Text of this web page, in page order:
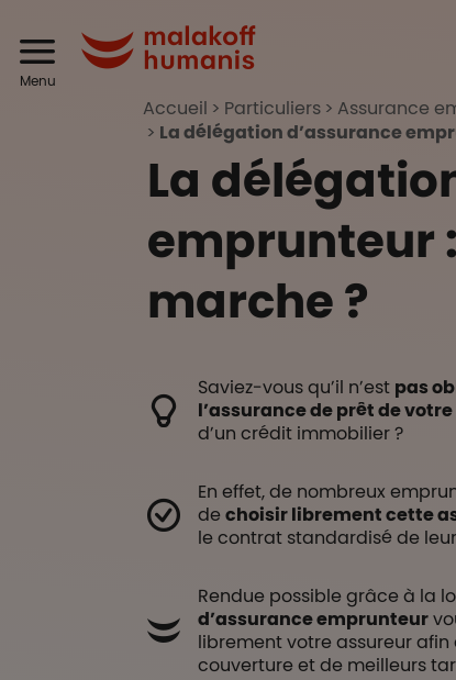
Header
Menu Malakoff
Accueil Particuliers
Assurance
La délégation d’assurance
La
emprunteur
marche ?
Saviez-vous qu’il n’est pas
l’assurance de prêt de
d’un crédit immobilier ?
En effet, de nombreux
dechoisir librement cette
le contrat standardisé de
Rendue possible grâce à la
d’assurance emprunteur
librement votre assureur afin
couverture et de meilleurs